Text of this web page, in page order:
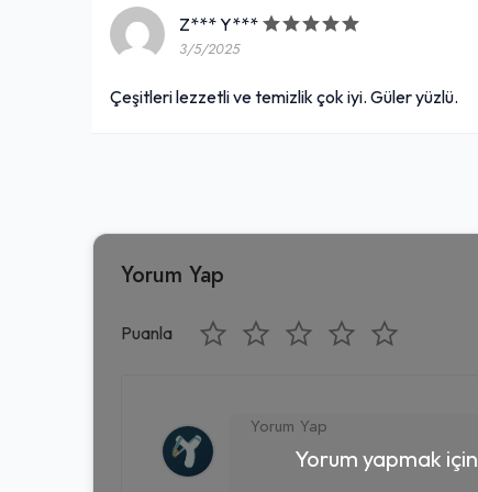
Z*** Y***
3/5/2025
Çeşitleri lezzetli ve temizlik çok iyi. Güler yüzlü.
Yorum Yap
Puanla
Yorum yapmak için